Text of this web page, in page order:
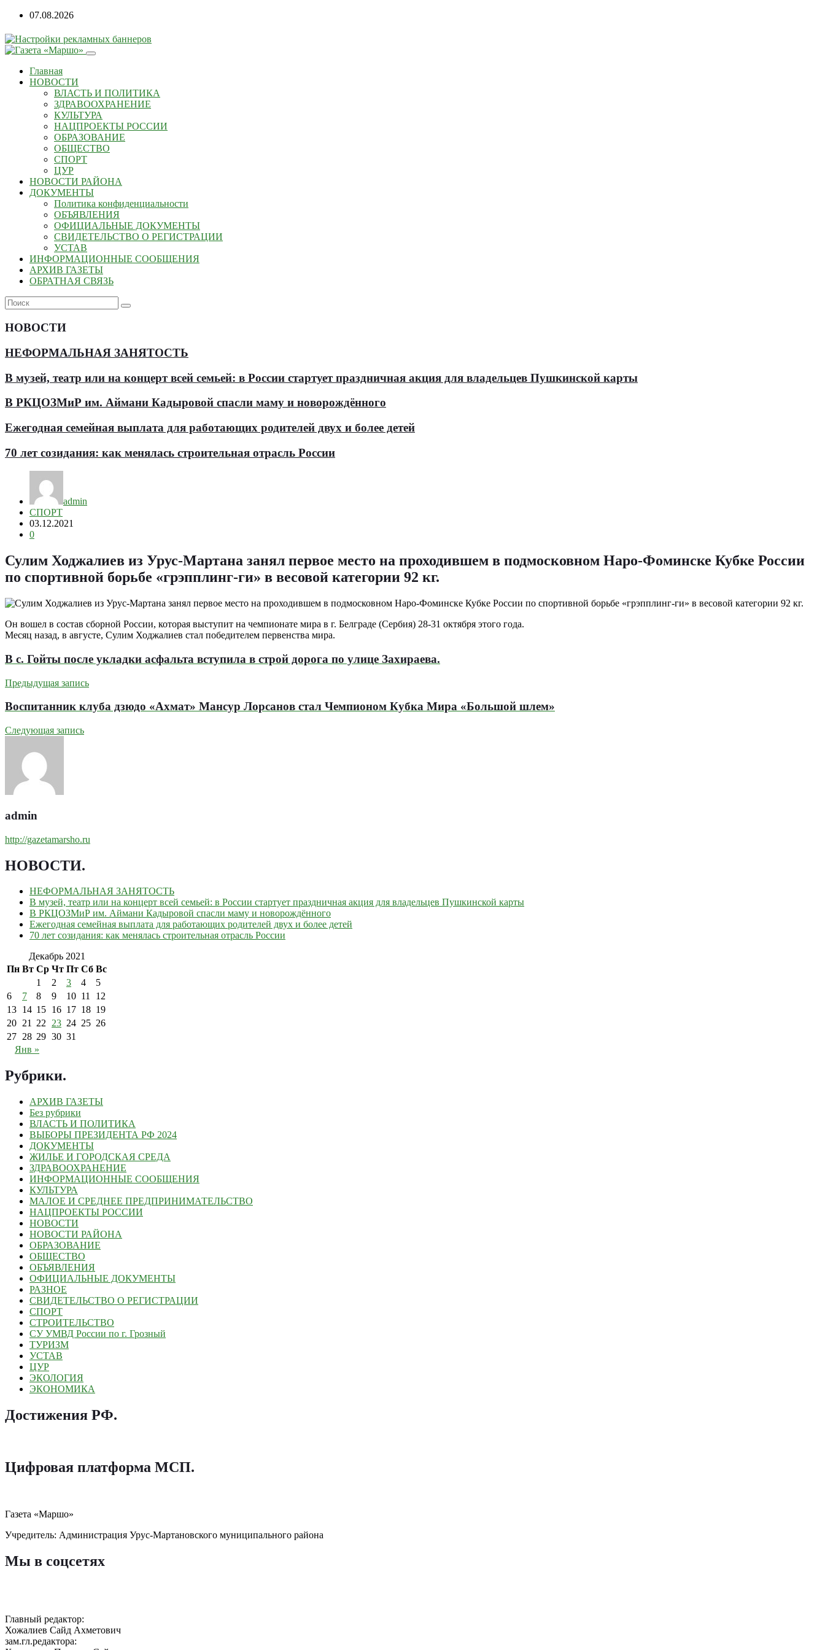
07.08.2026
Главная
НОВОСТИ
ВЛАСТЬ И ПОЛИТИКА
ЗДРАВООХРАНЕНИЕ
КУЛЬТУРА
НАЦПРОЕКТЫ РОССИИ
ОБРАЗОВАНИЕ
ОБЩЕСТВО
СПОРТ
ЦУР
НОВОСТИ РАЙОНА
ДОКУМЕНТЫ
Политика конфиденциальности
ОБЪЯВЛЕНИЯ
ОФИЦИАЛЬНЫЕ ДОКУМЕНТЫ
СВИДЕТЕЛЬСТВО О РЕГИСТРАЦИИ
УСТАВ
ИНФОРМАЦИОННЫЕ СООБЩЕНИЯ
АРХИВ ГАЗЕТЫ
ОБРАТНАЯ СВЯЗЬ
НОВОСТИ
НЕФОРМАЛЬНАЯ ЗАНЯТОСТЬ
В музей, театр или на концерт всей семьей: в России стартует праздничная акция для владельцев Пушкинской карты
В РКЦОЗМиР им. Аймани Кадыровой спасли маму и новорождённого
Ежегодная семейная выплата для работающих родителей двух и более детей
70 лет созидания: как менялась строительная отрасль России
admin
СПОРТ
03.12.2021
0
Сулим Ходжалиев из Урус-Мартана занял первое место на проходившем в подмосковном Наро-Фоминске Кубке России
по спортивной борьбе «грэпплинг-ги» в весовой категории 92 кг.
Он вошел в состав сборной России, которая выступит на чемпионате мира в г. Белграде (Сербия) 28-31 октября этого года.
Месяц назад, в августе, Сулим Ходжалиев стал победителем первенства мира.
В с. Гойты после укладки асфальта вступила в строй дорога по улице Захираева.
Предыдущая запись
Воспитанник клуба дзюдо «Ахмат» Мансур Лорсанов стал Чемпионом Кубка Мира «Большой шлем»
Следующая запись
admin
http://gazetamarsho.ru
НОВОСТИ.
НЕФОРМАЛЬНАЯ ЗАНЯТОСТЬ
В музей, театр или на концерт всей семьей: в России стартует праздничная акция для владельцев Пушкинской карты
В РКЦОЗМиР им. Аймани Кадыровой спасли маму и новорождённого
Ежегодная семейная выплата для работающих родителей двух и более детей
70 лет созидания: как менялась строительная отрасль России
Декабрь 2021
Пн Вт Ср Чт Пт Сб Вс
1
2 3 4
5
6
7 8 9 10 11
12
13 14 15 16 17 18 19
20 21 22 23 24 25 26
27 28 29 30 31
Янв »
Рубрики.
АРХИВ ГАЗЕТЫ
Без рубрики
ВЛАСТЬ И ПОЛИТИКА
ВЫБОРЫ ПРЕЗИДЕНТА РФ 2024
ДОКУМЕНТЫ
ЖИЛЬЕ И ГОРОДСКАЯ СРЕДА
ЗДРАВООХРАНЕНИЕ
ИНФОРМАЦИОННЫЕ СООБЩЕНИЯ
КУЛЬТУРА
МАЛОЕ И СРЕДНЕЕ ПРЕДПРИНИМАТЕЛЬСТВО
НАЦПРОЕКТЫ РОССИИ
НОВОСТИ
НОВОСТИ РАЙОНА
ОБРАЗОВАНИЕ
ОБЩЕСТВО
ОБЪЯВЛЕНИЯ
ОФИЦИАЛЬНЫЕ ДОКУМЕНТЫ
РАЗНОЕ
СВИДЕТЕЛЬСТВО О РЕГИСТРАЦИИ
СПОРТ
СТРОИТЕЛЬСТВО
СУ УМВД России по г. Грозный
ТУРИЗМ
УСТАВ
ЦУР
ЭКОЛОГИЯ
ЭКОНОМИКА
Достижения РФ.
Цифровая платформа МСП.
Газета «Маршо»
Учредитель: Администрация Урус-Мартановского муниципального района
Мы в соцсетях
Главный редактор:
Хожалиев Сайд Ахметович
зам.гл.редактора: